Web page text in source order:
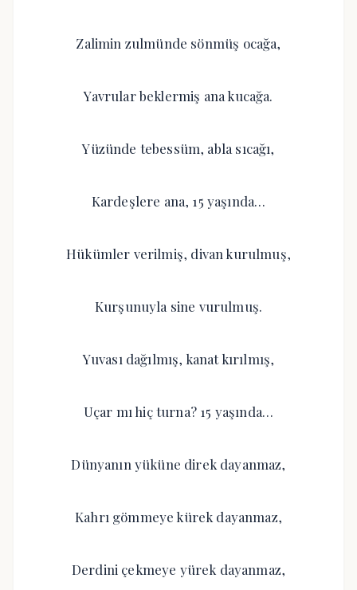
Zalimin zulmünde sönmüş ocağa,
Yavrular beklermiş ana kucağa.
Yüzünde tebessüm, abla sıcağı,
Kardeşlere ana, 15 yaşında…
Hükümler verilmiş, divan kurulmuş,
Kurşunuyla sine vurulmuş.
Yuvası dağılmış, kanat kırılmış,
Uçar mı hiç turna? 15 yaşında…
Dünyanın yüküne direk dayanmaz,
Kahrı gömmeye kürek dayanmaz,
Derdini çekmeye yürek dayanmaz,